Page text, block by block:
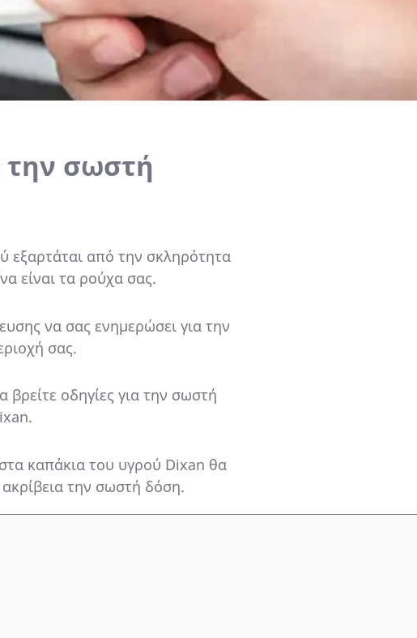
την σωστή
από την σκληρότητα
είναι τα ρούχα σας.
να σας ενημερώσει για την
σας.
οδηγίες για την σωστή
καπάκια του υγρού Dixan θα
την σωστή δόση.